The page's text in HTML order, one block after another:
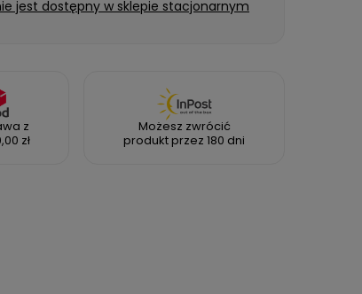
jest dostępny w sklepie stacjonarnym
z
zł
Możesz zwrócić
produkt przez 180 dni